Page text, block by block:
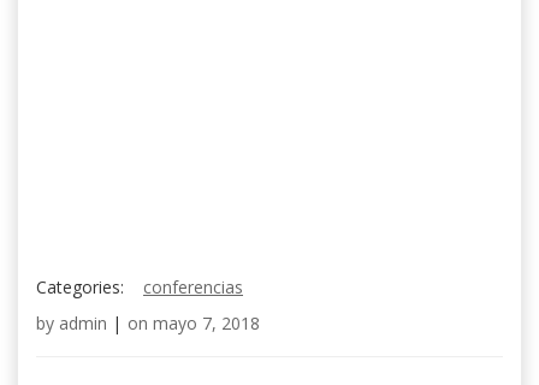
Categories:
conferencias
by admin | on mayo 7, 2018